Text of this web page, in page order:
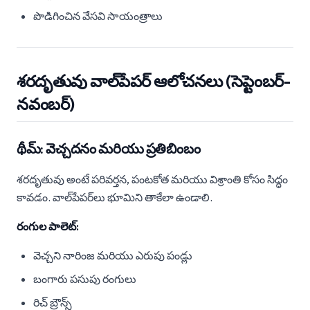
పొడిగించిన వేసవి సాయంత్రాలు
శరదృతువు వాల్‌పేపర్ ఆలోచనలు (సెప్టెంబర్-
నవంబర్)
థీమ్: వెచ్చదనం మరియు ప్రతిబింబం
శరదృతువు అంటే పరివర్తన, పంటకోత మరియు విశ్రాంతి కోసం సిద్ధం
కావడం. వాల్‌పేపర్‌లు భూమిని తాకేలా ఉండాలి.
రంగుల పాలెట్:
వెచ్చని నారింజ మరియు ఎరుపు పండ్లు
బంగారు పసుపు రంగులు
రిచ్ బ్రౌన్స్